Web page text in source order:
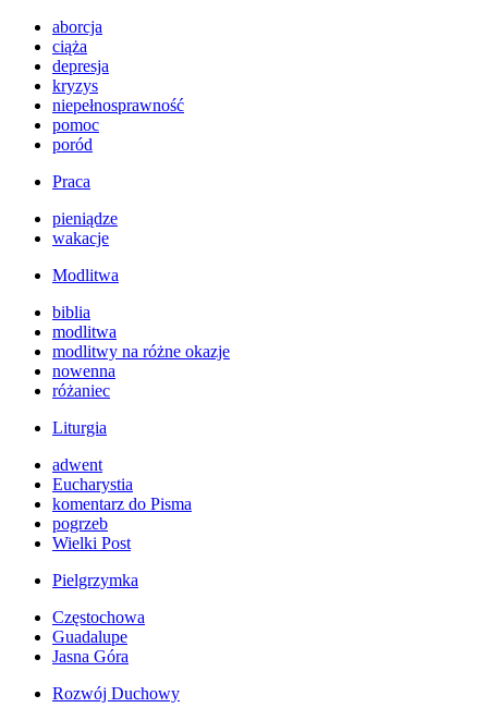
aborcja
ciąża
depresja
kryzys
niepełnosprawność
pomoc
poród
Praca
pieniądze
wakacje
Modlitwa
biblia
modlitwa
modlitwy na różne okazje
nowenna
różaniec
Liturgia
adwent
Eucharystia
komentarz do Pisma
pogrzeb
Wielki Post
Pielgrzymka
Częstochowa
Guadalupe
Jasna Góra
Rozwój Duchowy